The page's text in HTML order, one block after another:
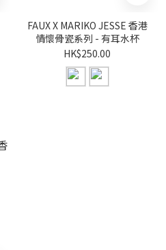
FAUX X MARIKO JESSE 香港
情懷骨瓷系列 - 有耳水杯
HK$250.00